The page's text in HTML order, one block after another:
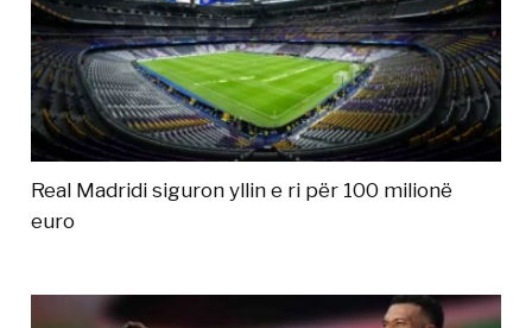
Real Madridi siguron yllin e ri për 100 milionë
euro